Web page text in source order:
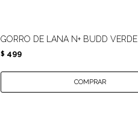
GORRO DE LANA N+ BUDD VERDE
$ 499